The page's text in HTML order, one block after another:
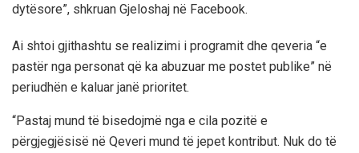
dytësore”, shkruan Gjeloshaj në Facebook.
Ai shtoi gjithashtu se realizimi i programit dhe qeveria “e
pastër nga personat që ka abuzuar me postet publike” në
periudhën e kaluar janë prioritet.
“Pastaj mund të bisedojmë nga e cila pozitë e
përgjegjësisë në Qeveri mund të jepet kontribut. Nuk do të